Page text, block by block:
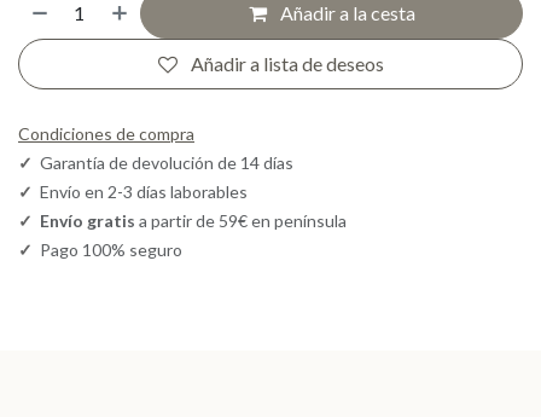
Añadir a la cesta
Añadir a lista de deseos
Condiciones de compra
✓ Garantía de devolución de 14 días
✓ Envío en 2-3 días laborables
✓ Envío gratis a partir de 59€ en península
✓ Pago 100% seguro